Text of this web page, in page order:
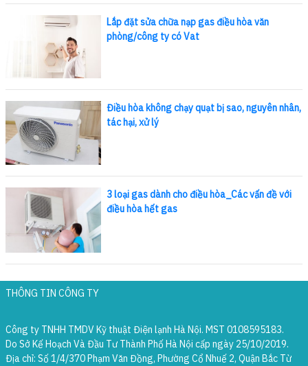
Lắp đặt sửa chữa nạp gas điều hòa văn
phòng/công ty có Vat
Điều hòa không chạy quạt bị sao, nguyên nhân,
tác hại, xử lý
3 loại gas dành cho điều hòa_Các vấn đề với
điều hòa hết gas
THÔNG TIN CÔNG TY
Công ty TNHH TMDV Kỹ thuật Điện lạnh Hà Nội. MST 0108595183.
Do Sở Kế Hoạch Và Đầu Tư Thành Phố Hà Nội cấp ngày 25/10/2019.
Địa chỉ: Số 1/4/370 Phạm Văn Đồng, Phường Cổ Nhuế 2, Quận Bắc Từ